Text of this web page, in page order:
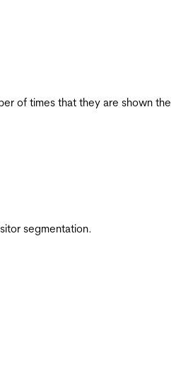
of times that they are shown the
segmentation.